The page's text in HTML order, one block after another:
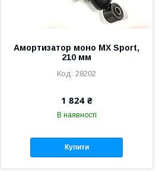
Амортизатор моно MX Sport,
210 мм
28202
1 824 ₴
В наявності
Купити